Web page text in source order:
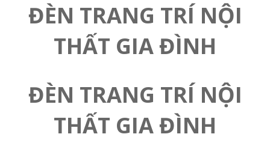
ĐÈN TRANG TRÍ NỘI
THẤT GIA ĐÌNH
ĐÈN TRANG TRÍ NỘI
THẤT GIA ĐÌNH